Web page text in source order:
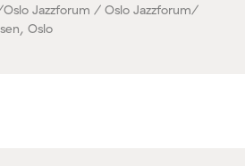
Oslo Jazzforum / Oslo Jazzforum/
Oslo